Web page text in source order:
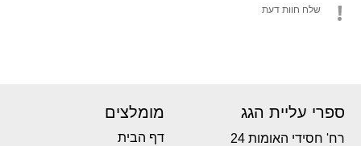
שלח חוות דעת
ספרי עליית הגג
רח' חסידי האומות 24
מומלצים
דף הבית